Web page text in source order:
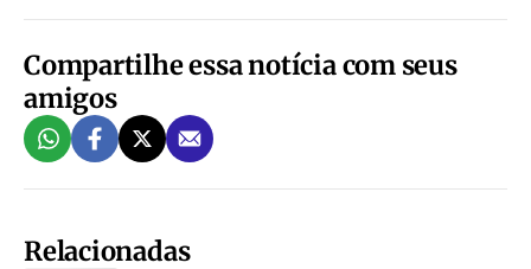
Compartilhe essa notícia com seus
amigos
Relacionadas